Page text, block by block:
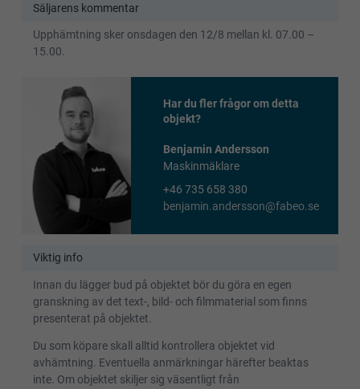
Säljarens kommentar
Upphämtning sker onsdagen den 12/8 mellan kl. 07.00 –
15.00.
Har du fler frågor om detta
objekt?
Benjamin Andersson
Maskinmäklare
+46 735 658 380
benjamin.andersson@fabeo.se
Viktig info
Innan du lägger bud på objektet bör du göra en egen
granskning av det text-, bild- och filmmaterial som finns
presenterat på objektet.
Du som köpare skall alltid kontrollera objektet vid
avhämtning. Eventuella anmärkningar härefter beaktas
inte. Om objektet skiljer sig väsentligt från